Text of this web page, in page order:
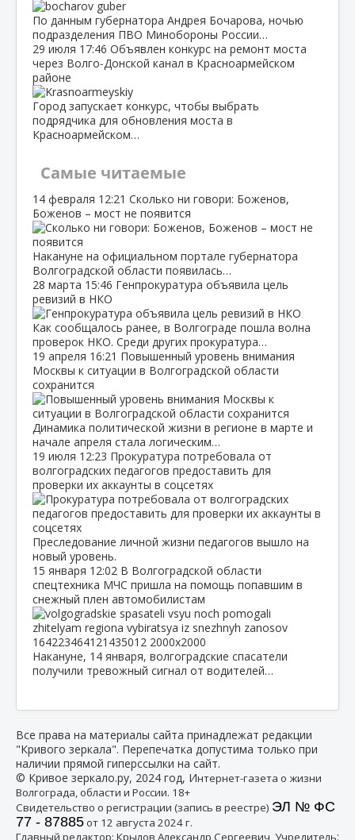
По данным губернатора Андрея Бочарова, ночью
подразделения ПВО Минобороны России…
29 июля 17:46 Объявлен конкурс на ремонт моста
через Волго‑Донской канал в Красноармейском
районе
Город запускает конкурс, чтобы выбрать
подрядчика для обновления моста в
Красноармейском…
Самые читаемые
14 февраля 12:21 Сколько ни говори: Боженов,
Боженов – мост не появится
Накануне на официальном портале губернатора
Волгоградской области появилась…
28 марта 15:46 Генпрокуратура объявила цель
ревизий в НКО
Как сообщалось ранее, в Волгограде пошла волна
проверок НКО. Среди других прокуратура…
19 апреля 16:21 Повышенный уровень внимания
Москвы к ситуации в Волгоградской области
сохранится
Динамика политической жизни в регионе в марте и
начале апреля стала логическим…
19 июля 12:23 Прокуратура потребовала от
волгоградских педагогов предоставить для
проверки их аккаунты в соцсетях
Преследование личной жизни педагогов вышло на
новый уровень.
15 января 12:02 В Волгоградской области
спецтехника МЧС пришла на помощь попавшим в
снежный плен автомобилистам
Накануне, 14 января, волгоградские спасатели
получили тревожный сигнал от водителей…
Все права на материалы сайта принадлежат редакции
"Кривого зеркала". Перепечатка допустима только при
наличии прямой гиперссылки на сайт.
© Кривое зеркало.ру, 2024 год, Интернет-газета о жизни
Волгограда, области и России. 18+
Свидетельство о регистрации (запись в реестре) ЭЛ № ФС
77 - 87885от 12 августа 2024 г.
Главный редактор: Крылов Александр Сергеевич, Учредитель: